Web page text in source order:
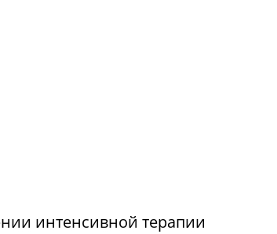
интенсивной терапии